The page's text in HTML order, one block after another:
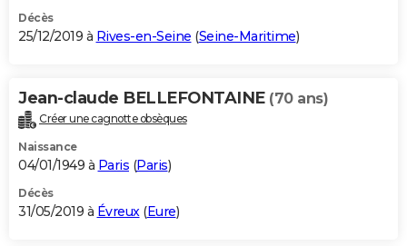
Décès
25/12/2019 à Rives-en-Seine (Seine-Maritime)
Jean-claude BELLEFONTAINE (70 ans)
Créer une cagnotte obsèques
Naissance
04/01/1949 à Paris (Paris)
Décès
31/05/2019 à Évreux(Eure)